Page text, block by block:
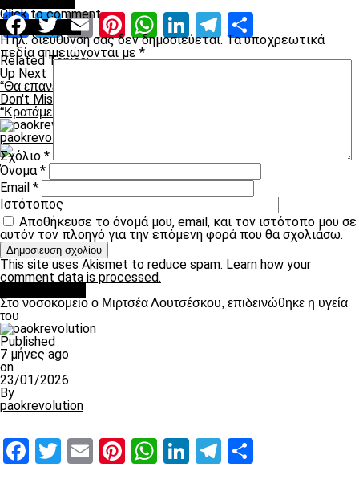
Facebook
Twitter
EmailPinterest
WhatsApp
LinkedIn
Telegram
Related Topics:
Up Next
“Θα επανέλθω και θα δείξω ότι είμαι σημαντικός”
Don't Miss
“Κρατάμε τη νίκη και τους τρεις πόντους”
paokrevolution
Click to comment
Leave a Reply
Η ηλ. διεύθυνση σας δεν δημοσιεύεται. Τα υποχρεωτικά
πεδία σημειώνονται με *
Σχόλιο *
Όνομα*
Email *
Ιστότοπος
Αποθήκευσε το όνομά μου, email, και τον ιστότοπο μου σε
αυτόν τον πλοηγό για την επόμενη φορά που θα σχολιάσω.
This site uses Akismet to reduce spam. Learn how your
comment data is processed.
Στο νοσοκομείο ο Μιρτσέα Λουτσέσκου, επιδεινώθηκε η υγεία
του
Published
7 μήνες ago
on
23/01/2026
By
paokrevolution
Facebook
Twitter
EmailPinterest
WhatsApp
LinkedIn
Telegram